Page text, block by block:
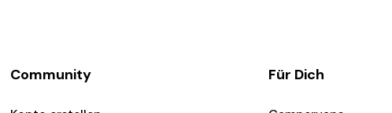
Community Für Dich